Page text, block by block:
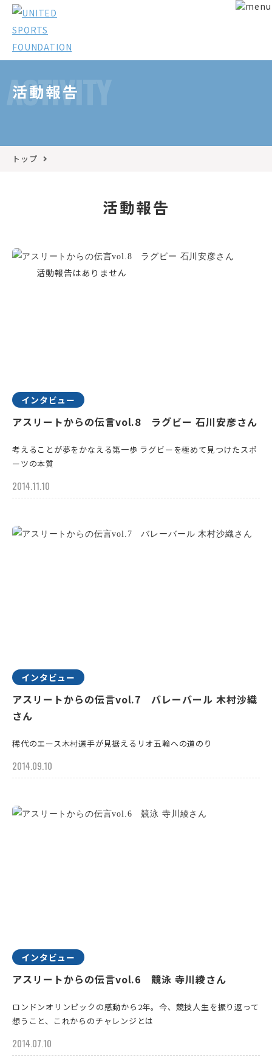
ACTIVITY
活動報告
トップ
活動報告
インタビュー
アスリートからの伝言vol.8 ラグビー 石川安彦さん
考えることが夢をかなえる第一歩 ラグビーを極めて見つけたスポ
ーツの本質
2014.11.10
インタビュー
アスリートからの伝言vol.7 バレーバール 木村沙織
さん
稀代のエース木村選手が見据えるリオ五輪への道のり
2014.09.10
インタビュー
アスリートからの伝言vol.6 競泳 寺川綾さん
ロンドンオリンピックの感動から2年。今、競技人生を振り返って
想うこと、これからのチャレンジとは
2014.07.10